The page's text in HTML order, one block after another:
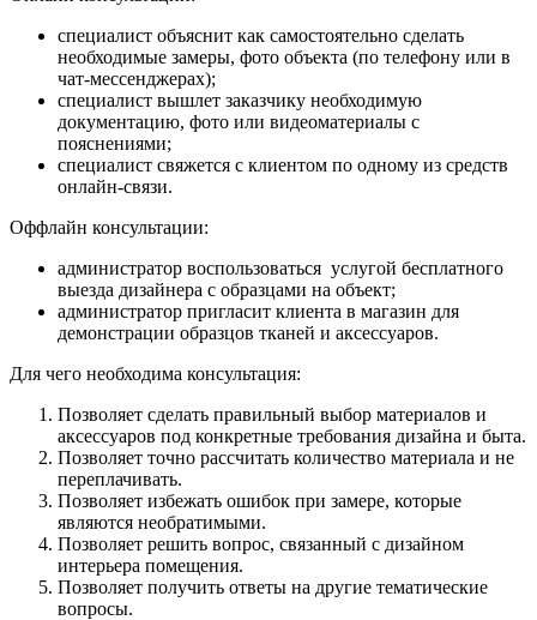
специалист объяснит как самостоятельно сделать
необходимые замеры, фото объекта (по телефону или в
чат-мессенджерах);
специалист вышлет заказчику необходимую
документацию, фото или видеоматериалы с
пояснениями;
специалист свяжется с клиентом по одному из средств
онлайн-связи.
Оффлайн консультации:
администратор воспользоваться услугой бесплатного
выезда дизайнера с образцами на объект;
администратор пригласит клиента в магазин для
демонстрации образцов тканей и аксессуаров.
Для чего необходима консультация:
Позволяет сделать правильный выбор материалов и
аксессуаров под конкретные требования дизайна и быта.
Позволяет точно рассчитать количество материала и не
переплачивать.
Позволяет избежать ошибок при замере, которые
являются необратимыми.
Позволяет решить вопрос, связанный с дизайном
интерьера помещения.
Позволяет получить ответы на другие тематические
вопросы.